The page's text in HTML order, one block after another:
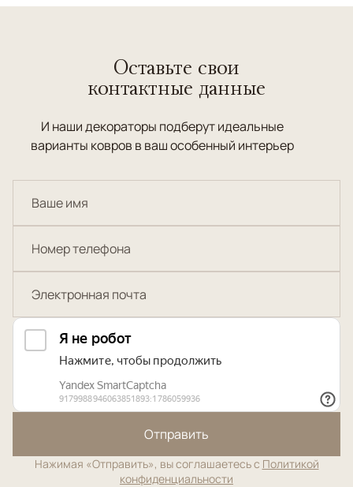
Оставьте свои
контактные данные
И наши декораторы подберут идеальные
варианты ковров в ваш особенный интерьер
Отправить
Нажимая «Отправить», вы соглашаетесь с Политикой
конфиденциальности